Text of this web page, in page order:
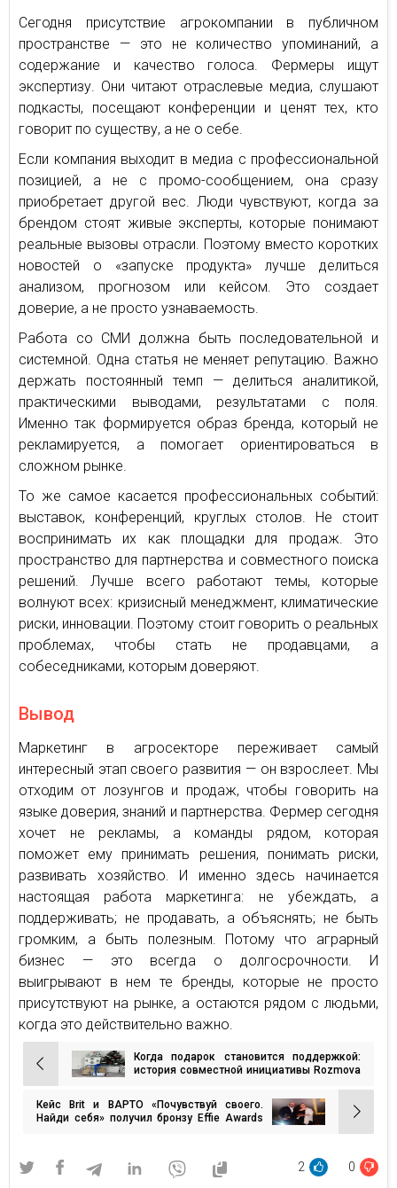
Сегодня присутствие агрокомпании в публичном
пространстве — это не количество упоминаний, а
содержание и качество голоса. Фермеры ищут
экспертизу. Они читают отраслевые медиа, слушают
подкасты, посещают конференции и ценят тех, кто
говорит по существу, а не о себе.
Если компания выходит в медиа с профессиональной
позицией, а не с промо-сообщением, она сразу
приобретает другой вес. Люди чувствуют, когда за
брендом стоят живые эксперты, которые понимают
реальные вызовы отрасли. Поэтому вместо коротких
новостей о «запуске продукта» лучше делиться
анализом, прогнозом или кейсом. Это создает
доверие, а не просто узнаваемость.
Работа со СМИ должна быть последовательной и
системной. Одна статья не меняет репутацию. Важно
держать постоянный темп — делиться аналитикой,
практическими выводами, результатами с поля.
Именно так формируется образ бренда, который не
рекламируется, а помогает ориентироваться в
сложном рынке.
То же самое касается профессиональных событий:
выставок, конференций, круглых столов. Не стоит
воспринимать их как площадки для продаж. Это
пространство для партнерства и совместного поиска
решений. Лучше всего работают темы, которые
волнуют всех: кризисный менеджмент, климатические
риски, инновации. Поэтому стоит говорить о реальных
проблемах, чтобы стать не продавцами, а
собеседниками, которым доверяют.
Вывод
Маркетинг в агросекторе переживает самый
интересный этап своего развития — он взрослеет. Мы
отходим от лозунгов и продаж, чтобы говорить на
языке доверия, знаний и партнерства. Фермер сегодня
хочет не рекламы, а команды рядом, которая
поможет ему принимать решения, понимать риски,
развивать хозяйство. И именно здесь начинается
настоящая работа маркетинга: не убеждать, а
поддерживать; не продавать, а объяснять; не быть
громким, а быть полезным. Потому что аграрный
бизнес — это всегда о долгосрочности. И
выигрывают в нем те бренды, которые не просто
присутствуют на рынке, а остаются рядом с людьми,
когда это действительно важно.
Навигация
по
записям
Когда подарок становится поддержкой:
история совместной инициативы Rozmova
Кейс Brit и ВАРТО «Почувствуй своего.
Найди себя» получил бронзу Effie Awards
2 0